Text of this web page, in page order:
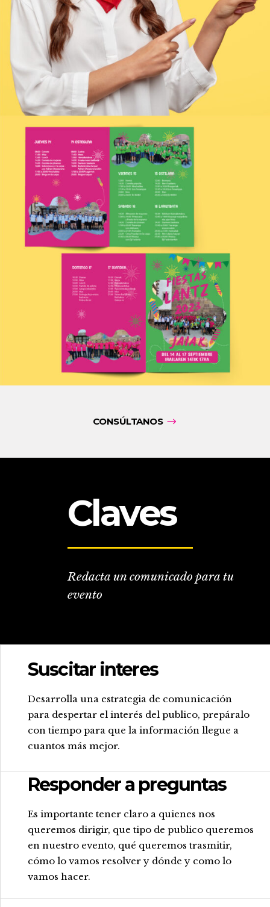
CONSÚLTANOS
Claves
Redacta un comunicado para tu
evento
Suscitar interes
Desarrolla una estrategia de comunicación
para despertar el interés del publico, prepáralo
con tiempo para que la información llegue a
cuantos más mejor.
Responder a preguntas
Es importante tener claro a quienes nos
queremos dirigir, que tipo de publico queremos
en nuestro evento, qué queremos trasmitir,
cómo lo vamos resolver y dónde y como lo
vamos hacer.